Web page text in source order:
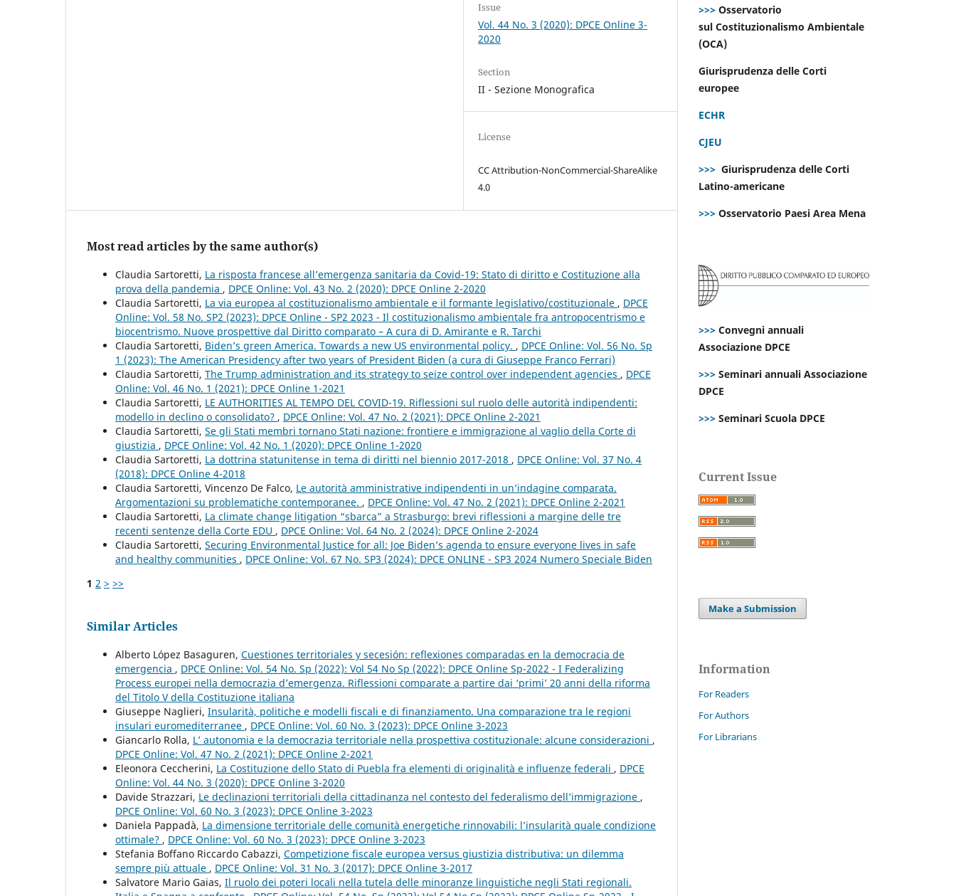
Issue
Vol. 44 No. 3 (2020): DPCE Online 3-
2020
Section
II - Sezione Monografica
License
CC Attribution-NonCommercial-ShareAlike
4.0
Most read articles by the same author(s)
Claudia Sartoretti, La risposta francese all’emergenza sanitaria da Covid-19: Stato di diritto e Costituzione alla
prova della pandemia , DPCE Online: Vol. 43 No. 2 (2020): DPCE Online 2-2020
Claudia Sartoretti, La via europea al costituzionalismo ambientale e il formante legislativo/costituzionale , DPCE
Online: Vol. 58 No. SP2 (2023): DPCE Online - SP2 2023 - Il costituzionalismo ambientale fra antropocentrismo e
biocentrismo. Nuove prospettive dal Diritto comparato – A cura di D. Amirante e R. Tarchi
Claudia Sartoretti, Biden’s green America. Towards a new US environmental policy. , DPCE Online: Vol. 56 No. Sp
1 (2023): The American Presidency after two years of President Biden (a cura di Giuseppe Franco Ferrari)
Claudia Sartoretti, The Trump administration and its strategy to seize control over independent agencies , DPCE
Online: Vol. 46 No. 1 (2021): DPCE Online 1-2021
Claudia Sartoretti, LE AUTHORITIES AL TEMPO DEL COVID-19. Riflessioni sul ruolo delle autorità indipendenti:
modello in declino o consolidato? , DPCE Online: Vol. 47 No. 2 (2021): DPCE Online 2-2021
Claudia Sartoretti, Se gli Stati membri tornano Stati nazione: frontiere e immigrazione al vaglio della Corte di
giustizia , DPCE Online: Vol. 42 No. 1 (2020): DPCE Online 1-2020
Claudia Sartoretti, La dottrina statunitense in tema di diritti nel biennio 2017-2018 , DPCE Online: Vol. 37 No. 4
(2018): DPCE Online 4-2018
Claudia Sartoretti, Vincenzo De Falco, Le autorità amministrative indipendenti in un’indagine comparata.
Argomentazioni su problematiche contemporanee. , DPCE Online: Vol. 47 No. 2 (2021): DPCE Online 2-2021
Claudia Sartoretti, La climate change litigation “sbarca” a Strasburgo: brevi riflessioni a margine delle tre
recenti sentenze della Corte EDU , DPCE Online: Vol. 64 No. 2 (2024): DPCE Online 2-2024
Claudia Sartoretti, Securing Environmental Justice for all: Joe Biden’s agenda to ensure everyone lives in safe
and healthy communities , DPCE Online: Vol. 67 No. SP3 (2024): DPCE ONLINE - SP3 2024 Numero Speciale Biden
1 2 > >>
Similar Articles
Alberto López Basaguren, Cuestiones territoriales y secesión: reflexiones comparadas en la democracia de
emergencia , DPCE Online: Vol. 54 No. Sp (2022): Vol 54 No Sp (2022): DPCE Online Sp-2022 - I Federalizing
Process europei nella democrazia d’emergenza. Riflessioni comparate a partire dai ‘primi’ 20 anni della riforma
del Titolo V della Costituzione italiana
Giuseppe Naglieri, Insularità, politiche e modelli fiscali e di finanziamento. Una comparazione tra le regioni
insulari euromediterranee , DPCE Online: Vol. 60 No. 3 (2023): DPCE Online 3-2023
Giancarlo Rolla, L’ autonomia e la democrazia territoriale nella prospettiva costituzionale: alcune considerazioni ,
DPCE Online: Vol. 47 No. 2 (2021): DPCE Online 2-2021
Eleonora Ceccherini, La Costituzione dello Stato di Puebla fra elementi di originalità e influenze federali , DPCE
Online: Vol. 44 No. 3 (2020): DPCE Online 3-2020
Davide Strazzari, Le declinazioni territoriali della cittadinanza nel contesto del federalismo dell’immigrazione ,
DPCE Online: Vol. 60 No. 3 (2023): DPCE Online 3-2023
Daniela Pappadà, La dimensione territoriale delle comunità energetiche rinnovabili: l’insularità quale condizione
ottimale? , DPCE Online: Vol. 60 No. 3 (2023): DPCE Online 3-2023
Stefania Boffano Riccardo Cabazzi, Competizione fiscale europea versus giustizia distributiva: un dilemma
sempre più attuale , DPCE Online: Vol. 31 No. 3 (2017): DPCE Online 3-2017
Salvatore Mario Gaias, Il ruolo dei poteri locali nella tutela delle minoranze linguistiche negli Stati regionali.
>>> Osservatorio
sul Costituzionalismo Ambientale
(OCA)
Giurisprudenza delle Corti
europee
ECHR
CJEU
>>> Giurisprudenza delle Corti
Latino-americane
>>> Osservatorio Paesi Area Mena
>>> Convegni annuali
Associazione DPCE
>>> Seminari annuali Associazione
DPCE
>>> Seminari Scuola DPCE
Current Issue
Make a Submission
Information
For Readers
For Authors
For Librarians